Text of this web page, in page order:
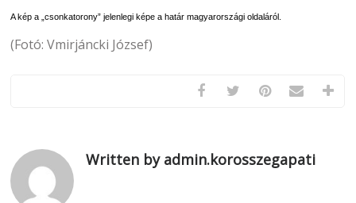
A kép a „csonkatorony” jelenlegi képe a határ magyarországi oldaláról.
(Fotó: Vmirjáncki József)
Written by admin.korosszegapati